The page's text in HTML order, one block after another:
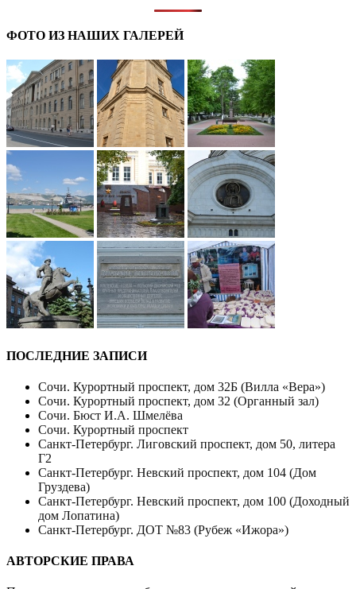
ФОТО ИЗ НАШИХ ГАЛЕРЕЙ
ПОСЛЕДНИЕ ЗАПИСИ
Сочи. Курортный проспект, дом 32Б (Вилла «Вера»)
Сочи. Курортный проспект, дом 32 (Органный зал)
Сочи. Бюст И.А. Шмелёва
Сочи. Курортный проспект
Санкт-Петербург. Лиговский проспект, дом 50, литера
Г2
Санкт-Петербург. Невский проспект, дом 104 (Дом
Груздева)
Санкт-Петербург. Невский проспект, дом 100 (Доходный
дом Лопатина)
Санкт-Петербург. ДОТ №83 (Рубеж «Ижора»)
АВТОРСКИЕ ПРАВА